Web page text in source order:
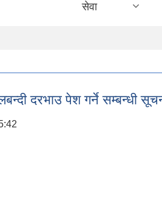
सेवा
दरभाउ पेश गर्ने सम्बन्धी